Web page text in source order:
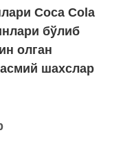
Coca Cola
бўлиб
олган
шахслар